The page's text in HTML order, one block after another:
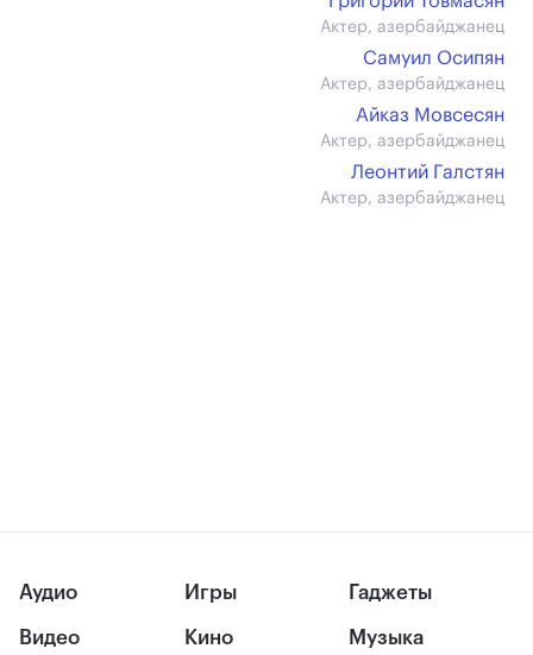
Актер, азербайджанец
Самуил Осипян
Актер, азербайджанец
Айказ Мовсесян
Актер, азербайджанец
Леонтий Галстян
Актер, азербайджанец
Аудио
Видео
Игры
Кино
Гаджеты
Музыка